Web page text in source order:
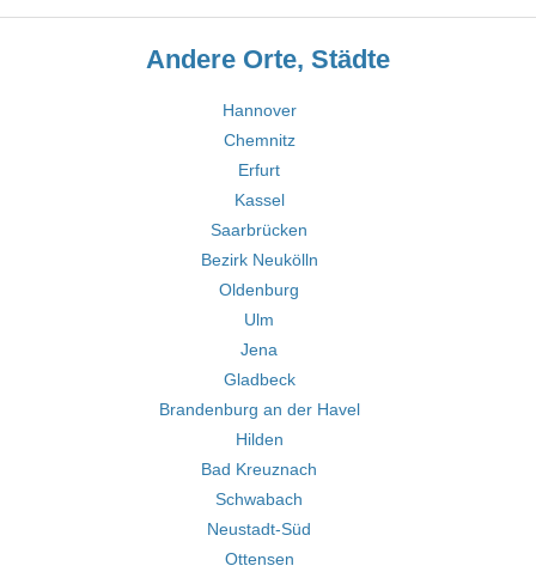
Andere Orte, Städte
Hannover
Chemnitz
Erfurt
Kassel
Saarbrücken
Bezirk Neukölln
Oldenburg
Ulm
Jena
Gladbeck
Brandenburg an der Havel
Hilden
Bad Kreuznach
Schwabach
Neustadt-Süd
Ottensen